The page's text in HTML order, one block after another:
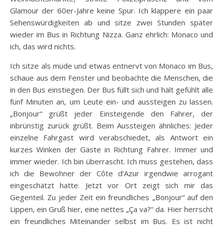
Glamour der 60er-Jahre keine Spur. Ich klappere ein paar
Sehenswürdigkeiten ab und sitze zwei Stunden später
wieder im Bus in Richtung Nizza. Ganz ehrlich: Monaco und
ich, das wird nichts.
Ich sitze als müde und etwas entnervt von Monaco im Bus,
schaue aus dem Fenster und beobachte die Menschen, die
in den Bus einstiegen. Der Bus füllt sich und hält gefühlt alle
fünf Minuten an, um Leute ein- und aussteigen zu lassen.
„Bonjour“ grüßt jeder Einsteigende den Fahrer, der
inbrünstig zurück grüßt. Beim Aussteigen ähnliches: Jeder
einzelne Fahrgast wird verabschiedet, als Antwort ein
kurzes Winken der Gäste in Richtung Fahrer. Immer und
immer wieder. Ich bin überrascht. Ich muss gestehen, dass
ich die Bewohner der Côte d’Azur irgendwie arrogant
eingeschätzt hatte. Jetzt vor Ort zeigt sich mir das
Gegenteil. Zu jeder Zeit ein freundliches „Bonjour“ auf den
Lippen, ein Gruß hier, eine nettes „Ça va?“ da. Hier herrscht
ein freundliches Miteinander selbst im Bus. Es ist nicht